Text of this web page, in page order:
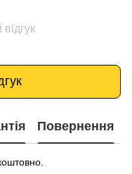
Повернення